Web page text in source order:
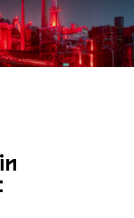
in Rot